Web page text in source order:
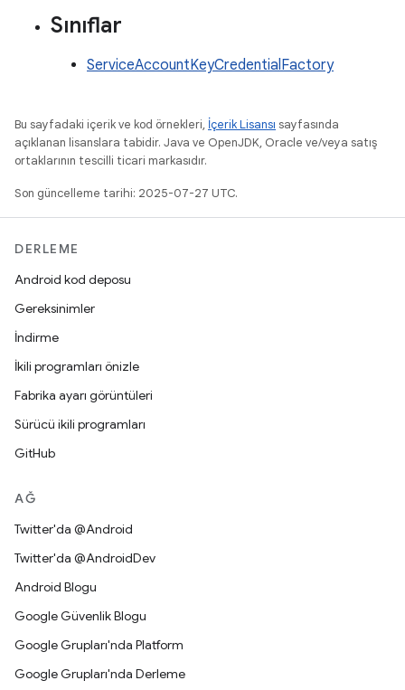
Sınıflar
ServiceAccountKeyCredentialFactory
Bu sayfadaki içerik ve kod örnekleri, İçerik Lisansı sayfasında
açıklanan lisanslara tabidir. Java ve OpenJDK, Oracle ve/veya satış
ortaklarının tescilli ticari markasıdır.
Son güncelleme tarihi: 2025-07-27 UTC.
DERLEME
Android kod deposu
Gereksinimler
İndirme
İkili programları önizle
Fabrika ayarı görüntüleri
Sürücü ikili programları
GitHub
AĞ
Twitter'da @Android
Twitter'da @AndroidDev
Android Blogu
Google Güvenlik Blogu
Google Grupları'nda Platform
Google Grupları'nda Derleme